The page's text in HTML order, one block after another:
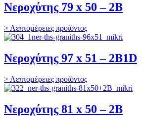
Νεροχύτης 79 x 50 – 2B
> Λεπτομέρειες προϊόντος
Νεροχύτης 97 x 51 – 2B1D
> Λεπτομέρειες προϊόντος
Νεροχύτης 81 x 50 – 2B